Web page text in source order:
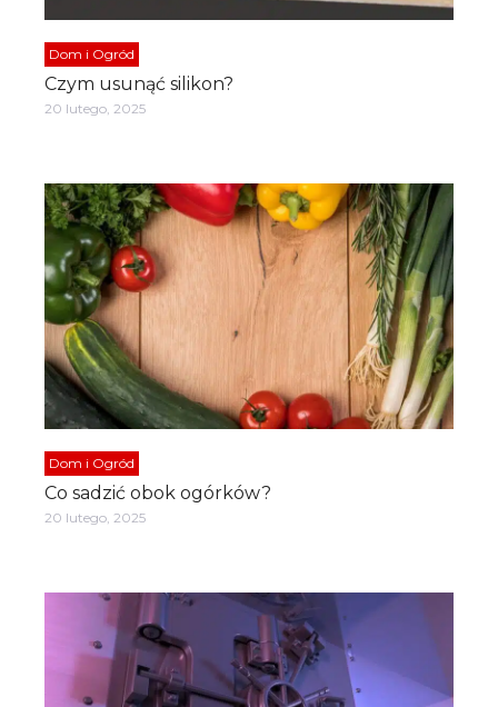
Dom i Ogród
Czym usunąć silikon?
20 lutego, 2025
Dom i Ogród
Co sadzić obok ogórków?
20 lutego, 2025